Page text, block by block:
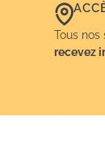
Tous
recevez